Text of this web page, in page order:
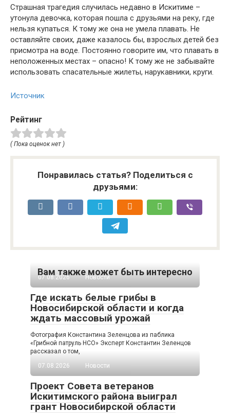
Страшная трагедия случилась недавно в Искитиме –
утонула девочка, которая пошла с друзьями на реку, где
нельзя купаться. К тому же она не умела плавать. Не
оставляйте своих, даже казалось бы, взрослых детей без
присмотра на воде. Постоянно говорите им, что плавать в
неположенных местах – опасно! К тому же не забывайте
использовать спасательные жилеты, нарукавники, круги.
Источник
Рейтинг
( Пока оценок нет )
Понравилась статья? Поделиться с
друзьями:
Вам также может быть интересно
07.08.2026 Новости
Где искать белые грибы в
Новосибирской области и когда
ждать массовый урожай
Фотография Константина Зеленцова из паблика
«Грибной патруль НСО» Эксперт Константин Зеленцов
рассказал о том,
07.08.2026
Новости
Проект Совета ветеранов
Искитимского района выиграл
грант Новосибирской области